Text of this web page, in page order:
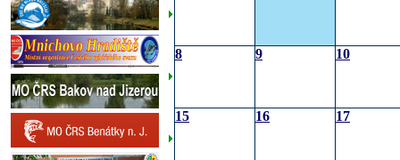
8 9 10
15 16 17